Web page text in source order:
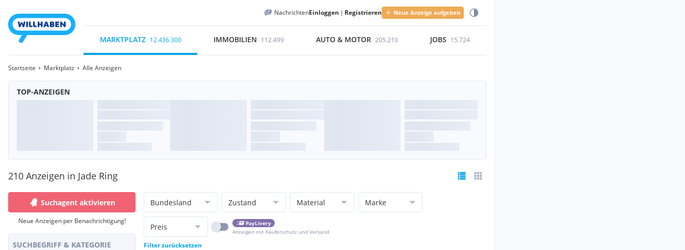
NachrichtenEinloggen | Registrieren Neue Anzeige aufgeben
MARKTPLATZ 12.436.300 IMMOBILIEN 112.499 AUTO & MOTOR 205.210 JOBS 15.724
Startseite Marktplatz Alle Anzeigen
TOP-ANZEIGEN
210 Anzeigen in Jade Ring
Suchagent aktivieren
Neue Anzeigen per Benachrichtigung!
SUCHBEGRIFF & KATEGORIE
Bundesland Zustand Material Marke
Preis
PayLivery
Anzeigen mit Käuferschutz und Versand
Filter zurücksetzen